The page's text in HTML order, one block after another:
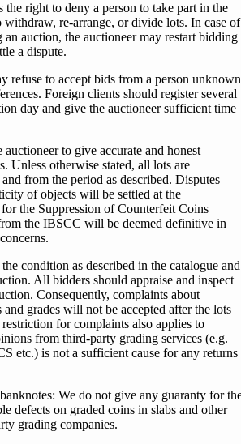
the right to deny a person to take part in the
withdraw, re-arrange, or divide lots. In case of
an auction, the auctioneer may restart bidding
a dispute.
refuse to accept bids from a person unknown
Foreign clients should register several
day and give the auctioneer sufficient time
to give accurate and honest
Unless otherwise stated, all lots are
from the period as described. Disputes
of objects will be settled at the
the Suppression of Counterfeit Coins
the IBSCC will be deemed definitive in
condition as described in the catalogue and
All bidders should appraise and inspect
Consequently, complaints about
and grades will not be accepted after the lots
for complaints also applies to
from third-party grading services (e.g.
etc.) is not a sufficient cause for any returns
We do not give any guaranty for
defects on graded coins in slabs and other
grading companies.